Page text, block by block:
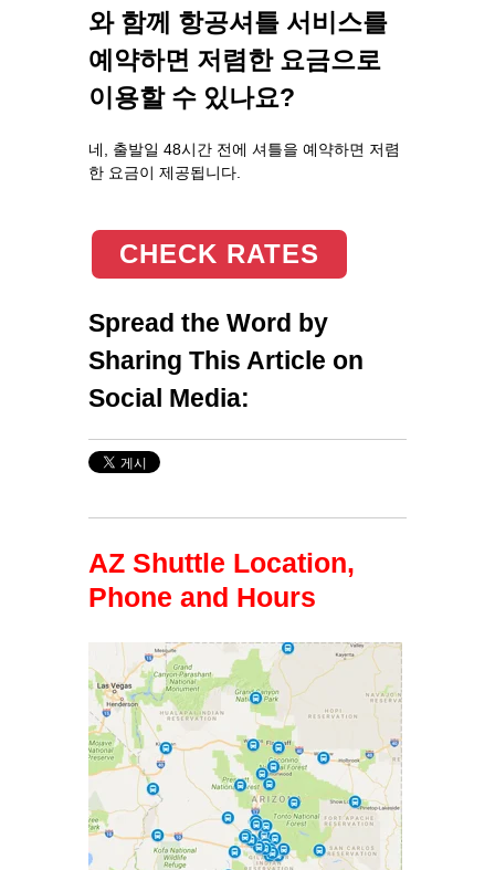
와 함께 항공셔틀 서비스를
예약하면 저렴한 요금으로
이용할 수 있나요?
네, 출발일 48시간 전에 셔틀을 예약하면 저렴
한 요금이 제공됩니다.
CHECK RATES
Spread the Word by
Sharing This Article on
Social Media:
AZ Shuttle Location,
Phone and Hours